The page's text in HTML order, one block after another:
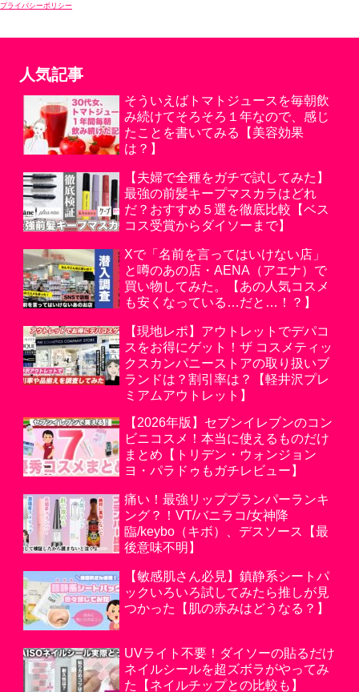
プライバシーポリシー
人気記事
そういえばトマトジュースを毎朝飲
み続けてそろそろ１年なので、感じ
たことを書いてみる【美容効果
は？】
【夫婦で全種をガチで試してみた】
最強の前髪キープマスカラはどれ
だ？おすすめ５選を徹底比較【ベス
コス受賞からダイソーまで】
Xで「名前を言ってはいけない店」
と噂のあの店・AENA（アエナ）で
買い物してみた。【あの人気コスメ
も安くなっている…だと…！？】
【現地レポ】アウトレットでデパコ
スをお得にゲット！ザ コスメティッ
クスカンパニーストアの取り扱いブ
ランドは？割引率は？【軽井沢プレ
ミアムアウトレット】
【2026年版】セブンイレブンのコン
ビニコスメ！本当に使えるものだけ
まとめ【トリデン・ウォンジョン
ヨ・パラドゥもガチレビュー】
痛い！最強リッププランパーランキ
ング？！VT/バニラコ/女神降
臨/keybo（キボ）、デスソース【最
後意味不明】
【敏感肌さん必見】鎮静系シートパ
ックいろいろ試してみたら推しが見
つかった【肌の赤みはどうなる？】
UVライト不要！ダイソーの貼るだけ
ネイルシールを超ズボラがやってみ
た【ネイルチップとの比較も】